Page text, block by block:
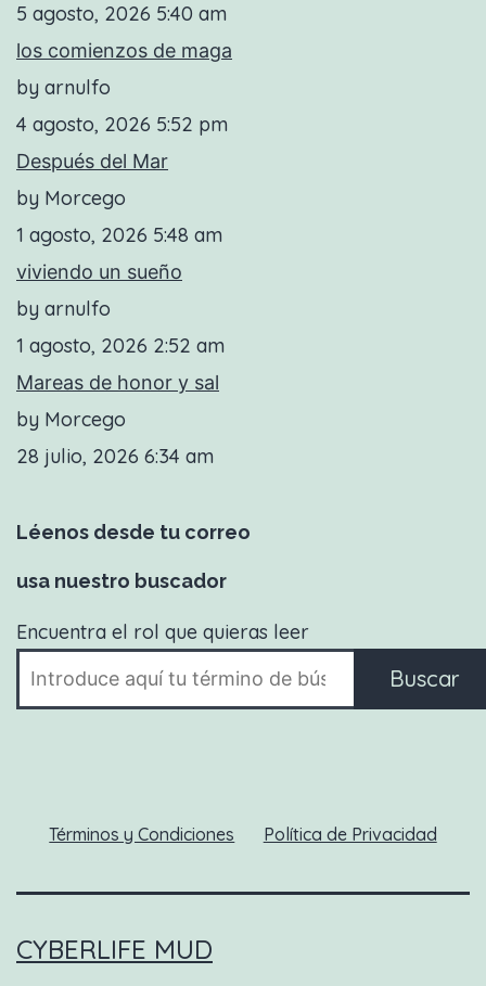
5 agosto, 2026 5:40 am
los comienzos de maga
by arnulfo
4 agosto, 2026 5:52 pm
Después del Mar
by Morcego
1 agosto, 2026 5:48 am
viviendo un sueño
by arnulfo
1 agosto, 2026 2:52 am
Mareas de honor y sal
by Morcego
28 julio, 2026 6:34 am
Léenos desde tu correo
usa nuestro buscador
Encuentra el rol que quieras leer
Buscar
Términos y Condiciones Política de Privacidad
CYBERLIFE MUD